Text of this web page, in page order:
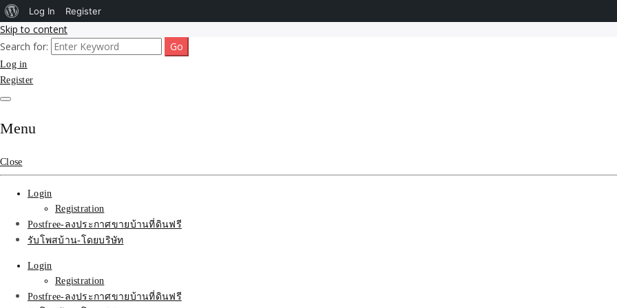
Skip to content
รับจ้างโพสขายบ้าน ติดAI Search รับทำSEOรายเดือน
SEOขายของ บ้านที่ดินฟรีประกาศ ที่เดียวในเมืองไทย
รับโพสต์เว็บขายบ้าน อสังหา ทำSEOรายเดือนราคาถูก เน้นติดAI โพสต์ประกาศบ้านที่ดินฟรี SEOขายบ้าน รับจ้างโพสต์บ้านที่ดินติดหน้า1goolge ราค
Search for:
Log in
Register
Menu
Close
Login
Registration
Postfree-ลงประกาศขายบ้านที่ดินฟรี
รับโพสบ้าน-โดยบริษัท
Login
Registration
Postfree-ลงประกาศขายบ้านที่ดินฟรี
About
WordPress
Log In Register